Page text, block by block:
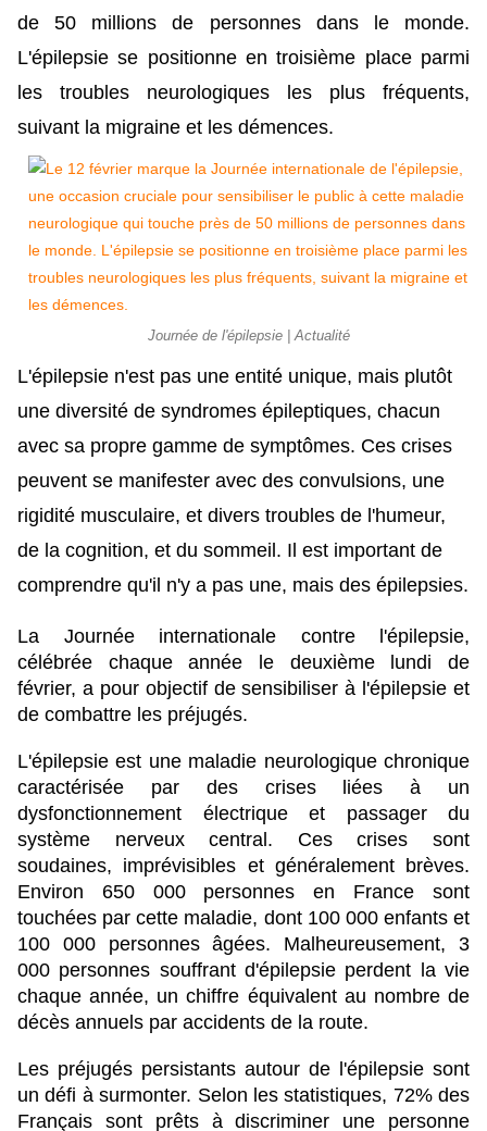
de 50 millions de personnes dans le monde.
L'épilepsie se positionne en troisième place parmi
les troubles neurologiques les plus fréquents,
suivant la migraine et les démences.
Journée de l'épilepsie | Actualité
L'épilepsie n'est pas une entité unique, mais plutôt
une diversité de syndromes épileptiques, chacun
avec sa propre gamme de symptômes. Ces crises
peuvent se manifester avec des convulsions, une
rigidité musculaire, et divers troubles de l'humeur,
de la cognition, et du sommeil. Il est important de
comprendre qu'il n'y a pas une, mais des épilepsies.
La Journée internationale contre l'épilepsie,
célébrée chaque année le deuxième lundi de
février, a pour objectif de sensibiliser à l'épilepsie et
de combattre les préjugés.
L'épilepsie est une maladie neurologique chronique
caractérisée par des crises liées à un
dysfonctionnement électrique et passager du
système nerveux central. Ces crises sont
soudaines, imprévisibles et généralement brèves.
Environ 650 000 personnes en France sont
touchées par cette maladie, dont 100 000 enfants et
100 000 personnes âgées. Malheureusement, 3
000 personnes souffrant d'épilepsie perdent la vie
chaque année, un chiffre équivalent au nombre de
décès annuels par accidents de la route.
Les préjugés persistants autour de l'épilepsie sont
un défi à surmonter. Selon les statistiques, 72% des
Français sont prêts à discriminer une personne